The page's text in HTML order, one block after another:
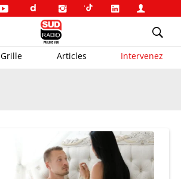
Grille Articles Intervenez